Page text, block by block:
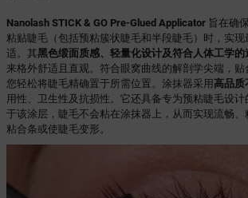
Nanolash STICK & GO Pre-Glued Applicator旨在确
粘贴睫毛（包括预粘簇状睫毛和半段睫毛）时，实
适。其黑色缎面质感、轻量化设计及符合人体工学的
来格外舒适且直观。符合眼窝曲线的解剖学尖端，
您轻松将睫毛精确置于所需位置。涂抹器采用高品质
用性、卫生性及抗损性。它还具备专为预粘睫毛设计
于该涂层，睫毛不会粘在涂抹器上，从而实现流畅
粘合条或使睫毛变形。